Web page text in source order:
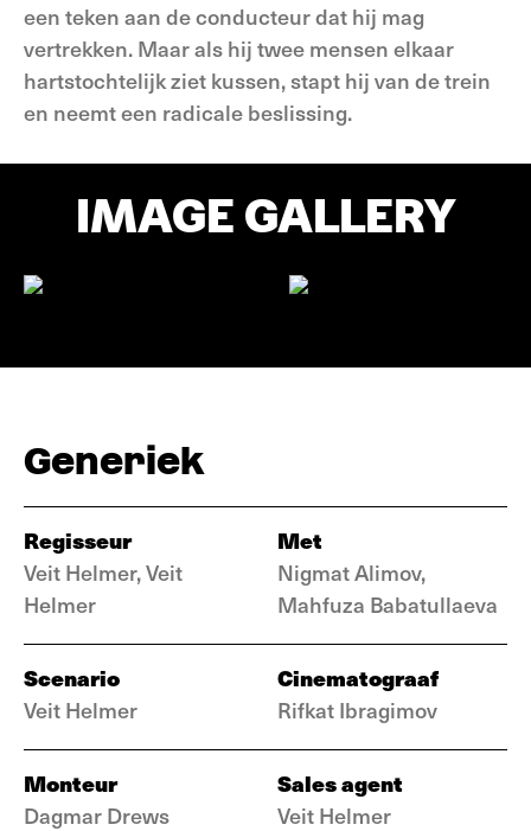
een teken aan de conducteur dat hij mag
vertrekken. Maar als hij twee mensen elkaar
hartstochtelijk ziet kussen, stapt hij van de trein
en neemt een radicale beslissing.
IMAGE GALLERY
Generiek
Regisseur
Veit Helmer, Veit
Helmer
Met
Nigmat Alimov,
Mahfuza Babatullaeva
Scenario
Veit Helmer
Cinematograaf
Rifkat Ibragimov
Monteur
Dagmar Drews
Sales agent
Veit Helmer